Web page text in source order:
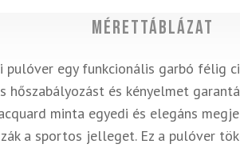
Mérettáblázat
pulóver egy funkcionális garbó félig
és kényelmet
minta egyedi és elegáns
a sportos jelleget. Ez a pulóver